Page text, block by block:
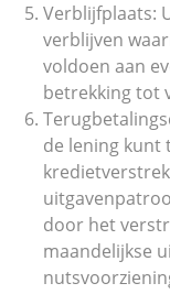
Verblijfplaats:
verblijven
voldoen aan
betrekking tot
de lening kunt
door het
maandelijkse